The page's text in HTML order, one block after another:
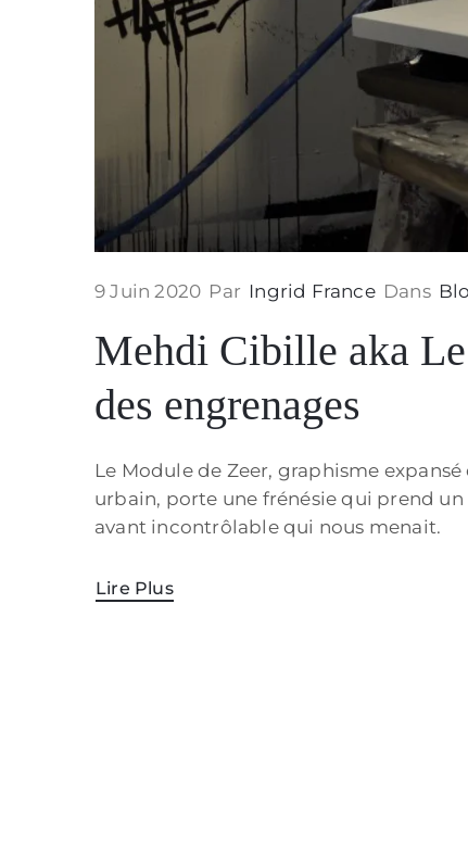
9 Juin 2020 Par Ingrid France Dans
Mehdi Cibille aka
des engrenages
Le Module de Zeer, graphisme
urbain, porte une frénésie qui prend
avant incontrôlable qui nous menait.
Lire Plus